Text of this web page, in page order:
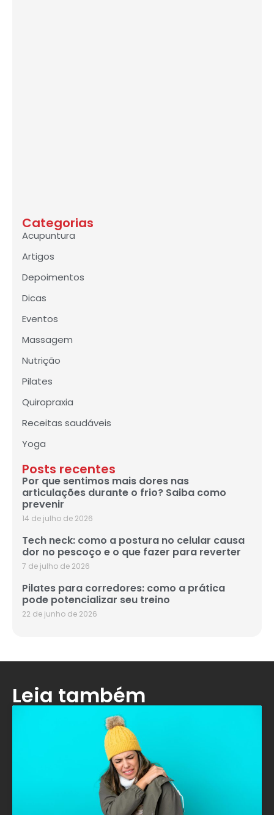
Categorias
Acupuntura
Artigos
Depoimentos
Dicas
Eventos
Massagem
Nutrição
Pilates
Quiropraxia
Receitas saudáveis
Yoga
Posts recentes
Por que sentimos mais dores nas
articulações durante o frio? Saiba como
prevenir
14 de julho de 2026
Tech neck: como a postura no celular causa
dor no pescoço e o que fazer para reverter
7 de julho de 2026
Pilates para corredores: como a prática
pode potencializar seu treino
22 de junho de 2026
Leia também